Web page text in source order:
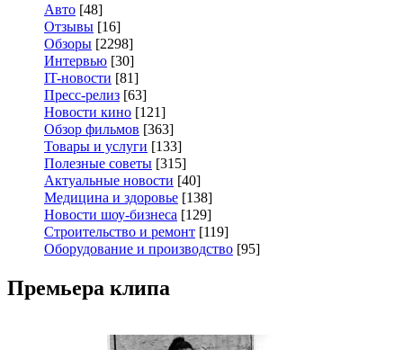
Авто [48]
Отзывы [16]
Обзоры [2298]
Интервью [30]
IT-новости [81]
Пресс-релиз [63]
Новости кино [121]
Обзор фильмов [363]
Товары и услуги [133]
Полезные советы [315]
Актуальные новости [40]
Медицина и здоровье [138]
Новости шоу-бизнеса [129]
Строительство и ремонт [119]
Оборудование и производство [95]
Премьера клипа